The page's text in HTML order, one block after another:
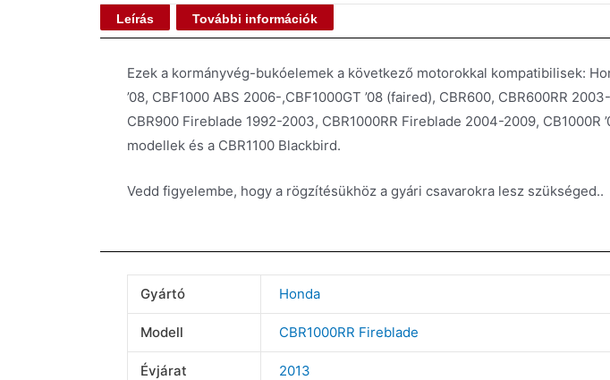
Leírás További információk
Ezek a kormányvég-bukóelemek a következő motorokkal kompatibilisek:
’08, CBF1000 ABS 2006-,CBF1000GT ’08 (faired), CBR600, CBR600RR
CBR900 Fireblade 1992-2003, CBR1000RR Fireblade 2004-2009, CB1000R
modellek és a CBR1100 Blackbird.
Vedd figyelembe, hogy a rögzítésükhöz a gyári csavarokra lesz szükséged..
Gyártó Honda
Modell CBR1000RR Fireblade
Évjárat 2013